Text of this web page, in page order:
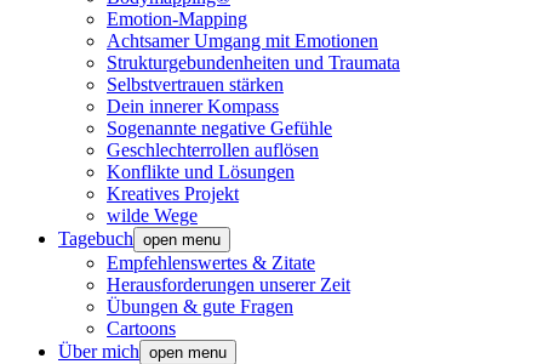
Emotion-Mapping
Achtsamer Umgang mit Emotionen
Strukturgebundenheiten und Traumata
Selbstvertrauen stärken
Dein innerer Kompass
Sogenannte negative Gefühle
Geschlechterrollen auflösen
Konflikte und Lösungen
Kreatives Projekt
wilde Wege
Tagebuch open menu
Empfehlenswertes & Zitate
Herausforderungen unserer Zeit
Übungen & gute Fragen
Cartoons
Über mich open menu